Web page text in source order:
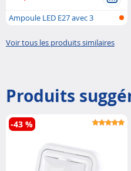
Ampoule LED E27 avec 3
Voir tous les produits similaires
Produits
-43 %